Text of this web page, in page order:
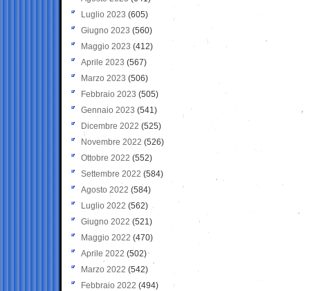
Luglio 2023 (605)
Giugno 2023 (560)
Maggio 2023 (412)
Aprile 2023 (567)
Marzo 2023 (506)
Febbraio 2023 (505)
Gennaio 2023 (541)
Dicembre 2022 (525)
Novembre 2022 (526)
Ottobre 2022 (552)
Settembre 2022 (584)
Agosto 2022 (584)
Luglio 2022 (562)
Giugno 2022 (521)
Maggio 2022 (470)
Aprile 2022 (502)
Marzo 2022 (542)
Febbraio 2022 (494)